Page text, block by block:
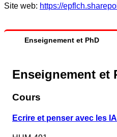
Site web: https://
Enseignement et PhD
Enseignement et
Cours
Ecrire et penser avec les IA